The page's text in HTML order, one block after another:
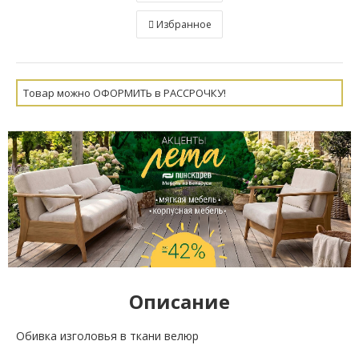
Избранное
Товар можно ОФОРМИТЬ в РАССРОЧКУ!
Описание
Обивка изголовья в ткани велюр